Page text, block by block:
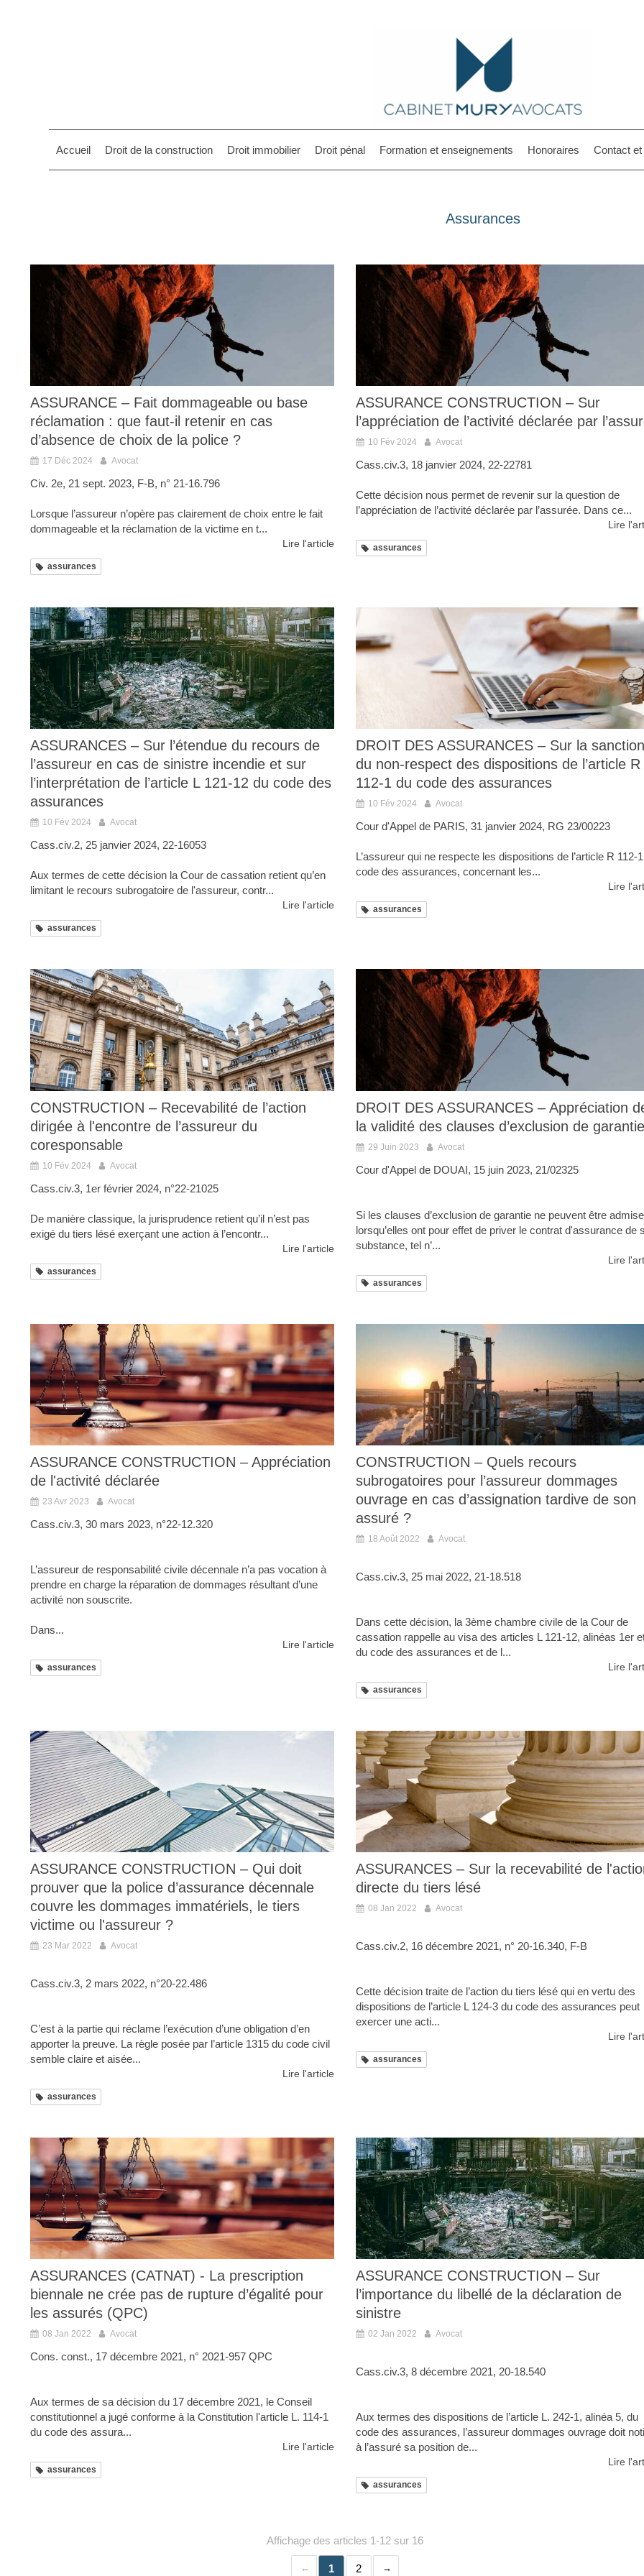
Accueil Droit de la construction Droit immobilier Droit pénal Formation et enseignements Honoraires Contact
Assurances
ASSURANCE – Fait dommageable ou base
réclamation : que faut-il retenir en cas
d’absence de choix de la police ?
17 Déc 2024 Avocat
Civ. 2e, 21 sept. 2023, F-B, n° 21-16.796
Lorsque l’assureur n’opère pas clairement de choix entre le fait
dommageable et la réclamation de la victime en t...
Lire l'article
assurances
ASSURANCE CONSTRUCTION – Sur
l’appréciation de l’activité déclarée par
10 Fév 2024 Avocat
Cass.civ.3, 18 janvier 2024, 22-22781
Cette décision nous permet de revenir sur la question de
l’appréciation de l’activité déclarée par l’assurée. Dans ce...
Lire
assurances
ASSURANCES – Sur l’étendue du recours de
l’assureur en cas de sinistre incendie et sur
l’interprétation de l’article L 121-12 du code des
assurances
10 Fév 2024 Avocat
Cass.civ.2, 25 janvier 2024, 22-16053
Aux termes de cette décision la Cour de cassation retient qu’en
limitant le recours subrogatoire de l'assureur, contr...
Lire l'article
assurances
DROIT DES ASSURANCES – Sur la sanction
du non-respect des dispositions de l’article R
112-1 du code des assurances
10 Fév 2024 Avocat
Cour d'Appel de PARIS, 31 janvier 2024, RG 23/00223
L’assureur qui ne respecte les dispositions de l’article R 112-
code des assurances, concernant les...
Lire
assurances
CONSTRUCTION – Recevabilité de l’action
dirigée à l'encontre de l’assureur du
coresponsable
10 Fév 2024 Avocat
Cass.civ.3, 1er février 2024, n°22-21025
De manière classique, la jurisprudence retient qu’il n’est pas
exigé du tiers lésé exerçant une action à l’encontr...
Lire l'article
assurances
DROIT DES ASSURANCES – Appréciation
la validité des clauses d’exclusion de garantie
29 Juin 2023 Avocat
Cour d'Appel de DOUAI, 15 juin 2023, 21/02325
Si les clauses d’exclusion de garantie ne peuvent être
lorsqu’elles ont pour effet de priver le contrat d'assurance de
substance, tel n’...
Lire
assurances
ASSURANCE CONSTRUCTION – Appréciation
de l'activité déclarée
23 Avr 2023 Avocat
Cass.civ.3, 30 mars 2023, n°22-12.320
L’assureur de responsabilité civile décennale n’a pas vocation à
prendre en charge la réparation de dommages résultant d’une
activité non souscrite.
Dans...
Lire l'article
assurances
CONSTRUCTION – Quels recours
subrogatoires pour l’assureur dommages
ouvrage en cas d’assignation tardive de son
assuré ?
18 Août 2022 Avocat
Cass.civ.3, 25 mai 2022, 21-18.518
Dans cette décision, la 3ème chambre civile de la Cour de
cassation rappelle au visa des articles L 121-12, alinéas 1er
du code des assurances et de l...
Lire
assurances
ASSURANCE CONSTRUCTION – Qui doit
prouver que la police d’assurance décennale
couvre les dommages immatériels, le tiers
victime ou l'assureur ?
23 Mar 2022 Avocat
Cass.civ.3, 2 mars 2022, n°20-22.486
C’est à la partie qui réclame l’exécution d’une obligation d’en
apporter la preuve. La règle posée par l’article 1315 du code civil
semble claire et aisée...
Lire l'article
assurances
ASSURANCES – Sur la recevabilité de
directe du tiers lésé
08 Jan 2022 Avocat
Cass.civ.2, 16 décembre 2021, n° 20-16.340, F-B
Cette décision traite de l’action du tiers lésé qui en vertu des
dispositions de l’article L 124-3 du code des assurances peut
exercer une acti...
Lire
assurances
ASSURANCES (CATNAT) - La prescription
biennale ne crée pas de rupture d’égalité pour
les assurés (QPC)
08 Jan 2022 Avocat
Cons. const., 17 décembre 2021, n° 2021-957 QPC
Aux termes de sa décision du 17 décembre 2021, le Conseil
constitutionnel a jugé conforme à la Constitution l'article L. 114-1
du code des assura...
Lire l'article
assurances
ASSURANCE CONSTRUCTION – Sur
l’importance du libellé de la déclaration de
sinistre
02 Jan 2022 Avocat
Cass.civ.3, 8 décembre 2021, 20-18.540
Aux termes des dispositions de l’article L. 242-1, alinéa 5, du
code des assurances, l’assureur dommages ouvrage doit
à l’assuré sa position de...
Lire
assurances
Affichage des articles 1-12 sur 16
1 2